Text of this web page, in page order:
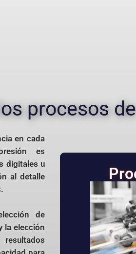
los procesos
en cada
es
digitales u
al detalle
de
la elección